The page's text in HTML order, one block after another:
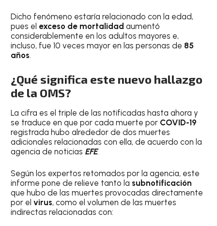
Dicho fenómeno estaría relacionado con la edad,
pues el exceso de mortalidad aumentó
considerablemente en los adultos mayores e,
incluso, fue 10 veces mayor en las personas de 85
años.
¿Qué significa este nuevo hallazgo
de la OMS?
La cifra es el triple de las notificadas hasta ahora y
se traduce en que por cada muerte por COVID-19
registrada hubo alrededor de dos muertes
adicionales relacionadas con ella, de acuerdo con la
agencia de noticias EFE.
Según los expertos retomados por la agencia, este
informe pone de relieve tanto la subnotificación
que hubo de las muertes provocadas directamente
por elvirus, como el volumen de las muertes
indirectas relacionadas con: